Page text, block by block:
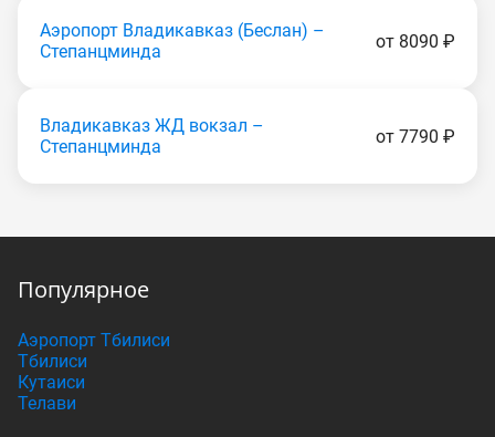
Аэропорт Владикавказ (Беслан) –
Степанцминда
от 8090 ₽
Владикавказ ЖД вокзал –
Степанцминда
от 7790 ₽
Популярное
Аэропорт Тбилиси
Тбилиси
Кутаиси
Телави